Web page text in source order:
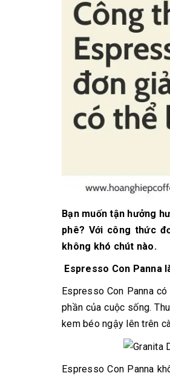
Bạn muốn tận hưởng
phê? Với công thức
không khó chút nào.
Espresso Con Panna
Espresso Con Panna
phần của cuộc sống.
kem béo ngậy lên trên
Espresso Con Panna